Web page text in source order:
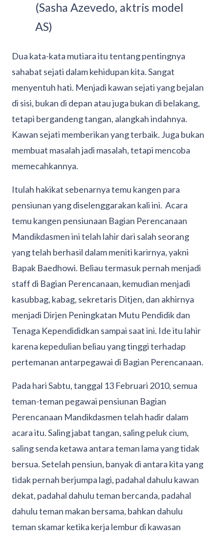
(Sasha Azevedo, aktris model
AS)
Dua kata-kata mutiara itu tentang pentingnya
sahabat sejati dalam kehidupan kita. Sangat
menyentuh hati. Menjadi kawan sejati yang bejalan
di sisi, bukan di depan atau juga bukan di belakang,
tetapi bergandeng tangan, alangkah indahnya.
Kawan sejati memberikan yang terbaik. Juga bukan
membuat masalah jadi masalah, tetapi mencoba
memecahkannya.
Itulah hakikat sebenarnya temu kangen para
pensiunan yang diselenggarakan kali ini. Acara
temu kangen pensiunaan Bagian Perencanaan
Mandikdasmen ini telah lahir dari salah seorang
yang telah berhasil dalam meniti karirnya, yakni
Bapak Baedhowi. Beliau termasuk pernah menjadi
staff di Bagian Perencanaan, kemudian menjadi
kasubbag, kabag, sekretaris Ditjen, dan akhirnya
menjadi Dirjen Peningkatan Mutu Pendidik dan
Tenaga Kependididkan sampai saat ini. Ide itu lahir
karena kepedulian beliau yang tinggi terhadap
pertemanan antarpegawai di Bagian Perencanaan.
Pada hari Sabtu, tanggal 13 Februari 2010, semua
teman-teman pegawai pensiunan Bagian
Perencanaan Mandikdasmen telah hadir dalam
acara itu. Saling jabat tangan, saling peluk cium,
saling senda ketawa antara teman lama yang tidak
bersua. Setelah pensiun, banyak di antara kita yang
tidak pernah berjumpa lagi, padahal dahulu kawan
dekat, padahal dahulu teman bercanda, padahal
dahulu teman makan bersama, bahkan dahulu
teman skamar ketika kerja lembur di kawasan